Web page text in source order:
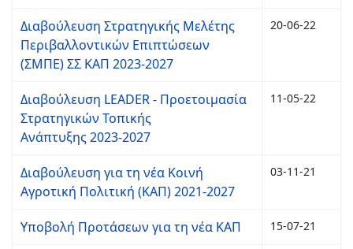
Διαβούλευση Στρατηγικής Μελέτης
Περιβαλλοντικών Επιπτώσεων
(ΣΜΠΕ) ΣΣ ΚΑΠ 2023-2027
20-06-22
Διαβούλευση LEADER - Προετοιμασία
Στρατηγικών Τοπικής
Ανάπτυξης 2023-2027
11-05-22
Διαβούλευση για τη νέα Κοινή
Αγροτική Πολιτική (ΚΑΠ) 2021-2027
03-11-21
Υποβολή Προτάσεων για τη νέα ΚΑΠ 15-07-21